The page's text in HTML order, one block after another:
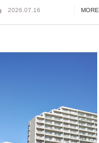
2026.07.16 MORE